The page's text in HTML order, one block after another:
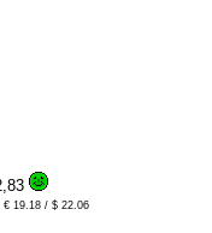
€ 19.18 / $ 22.06